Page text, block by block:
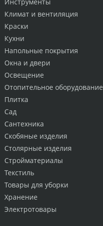
Инструменты
Климат и вентиляция
Краски
Кухни
Напольные покрытия
Окна и двери
Освещение
Отопительное оборудование
Плитка
Сад
Сантехника
Скобяные изделия
Столярные изделия
Стройматериалы
Текстиль
Товары для уборки
Хранение
Электротовары